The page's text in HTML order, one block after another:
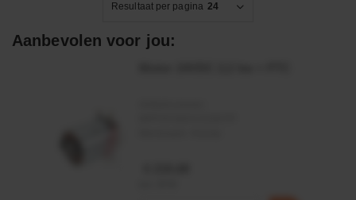
Resultaat per pagina 24
Aanbevolen voor jou: